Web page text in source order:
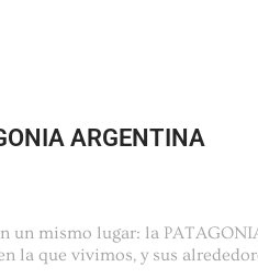
ARGENTINA
un mismo lugar: la
la que vivimos, y sus